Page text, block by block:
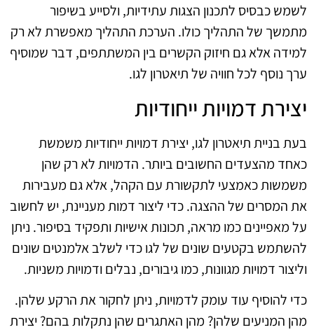
לשמש כבסיס לתכנון הצגות עתידיות, ולסייע בשיפור
מתמשך של התהליך כולו. הערכת התהליך מאפשרת לא רק
למידה אלא גם חיזוק הקשרים בין המשתתפים, דבר שמוסיף
ערך נוסף לכל חוויה של תיאטרון לגו.
יצירת דמויות ייחודיות
בעת בניית תיאטרון לגו, יצירת דמויות ייחודיות משמשת
כאחד מהצעדים החשובים ביותר. הדמויות לא רק שהן
משמשות כאמצעי לתקשורת עם הקהל, אלא גם מעבירות
את המסרים של ההצגה. כדי ליצור דמות מעניינת, יש לחשוב
על מאפיינים כמו מראה, תכונות אישיות ותפקיד בסיפור. ניתן
להשתמש בקטעים שונים של לגו כדי לשלב אלמנטים שונים
וליצור דמויות מגוונות, כמו גיבורים, נבלים ודמויות משניות.
כדי להוסיף עוד עומק לדמויות, ניתן לחקור את הרקע שלהן.
מהן המניעים שלהן? מהן האתגרים שהן נתקלות בהם? יצירת